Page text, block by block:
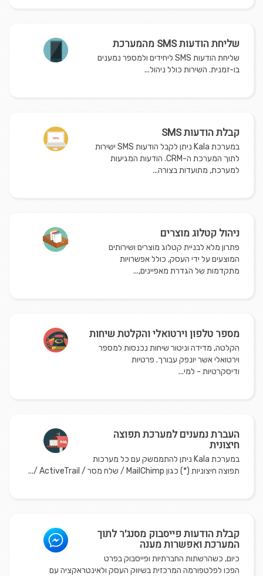
שליחת הודעות SMS מהמערכת
שליחת הודעות SMS ליחידים ולמספר נמענים
בו-זמנית. השירות כולל ניהול...
קבלת הודעות SMS
במערכת Kala ניתן לקבל הודעות SMS ישירות
לתוך המערכת ה-CRM. הודעות המגיעות
למערכת, מתועדות בצורה...
ניהול קטלוג מוצרים
פתרון מלא לבניית קטלוג מוצרים ושירותים
המוצעים על ידי העסק, כולל אפשרויות
מתקדמות של הגדרת מאפיינים,...
​מספר טלפון וירטואלי והקלטת שיחות
הקלטה, מדידה וניטור שיחות נכנסות למספר
וירטואלי אשר יונפק עבורך. פרטיות
ודיסקרטיות - למי...
העברת נמענים למערכת תפוצה
חיצונית
במערכת Kala ניתן להתממשק עם כל מערכות
תפוצה חיצוניות (*) כגון MailChimp / שלח מסר / ActiveTrail /...
קבלת הודעות פייסבוק מסנג'ר לתוך
המערכת ואפשרות מענה
כיום, כשהרשתות החברתיות ופייסבוק בפרט
הפכו לפלטפורמה המרכזית בשיווק העסק ולאינטראקציה עם